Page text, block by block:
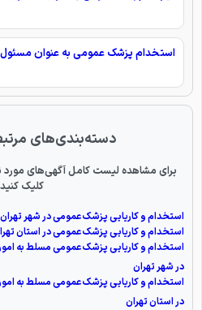
استخدام پزشک عمومی به عنوان مسئول
دسته‌بندی‌های
برای مشاهده لیست کامل آگهی‌های
کلیک
استخدام و کاریابی پزشک عمومی در شهر تهران
استخدام و کاریابی پزشک عمومی در استان
استخدام و کاریابی پزشک عمومی مسلط به
در شهر تهران
استخدام و کاریابی پزشک عمومی مسلط به
در استان تهران